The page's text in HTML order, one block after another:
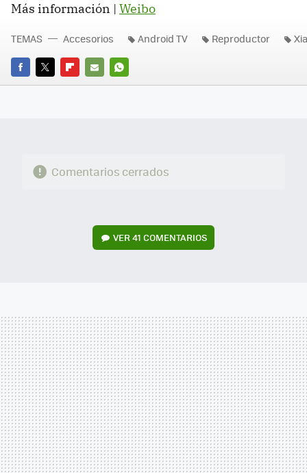
Más información | Weibo
FACEBOOK
TWITTERFLIPBOARD
E-
WHATSAPP
TEMAS Accesorios Android TV Reproductor
Comentarios cerrados
VER41 COMENTARIOS